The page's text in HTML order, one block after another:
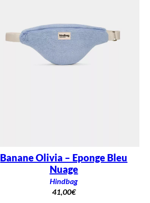
Banane Olivia – Eponge Bleu
Nuage
Hindbag
41,00€